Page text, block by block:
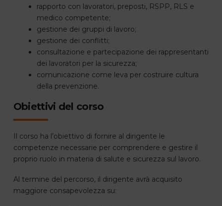
rapporto con lavoratori, preposti, RSPP, RLS e
medico competente;
gestione dei gruppi di lavoro;
gestione dei conflitti;
consultazione e partecipazione dei rappresentanti
dei lavoratori per la sicurezza;
comunicazione come leva per costruire cultura
della prevenzione.
Obiettivi del corso
Il corso ha l’obiettivo di fornire al dirigente le
competenze necessarie per comprendere e gestire il
proprio ruolo in materia di salute e sicurezza sul lavoro.
Al termine del percorso, il dirigente avrà acquisito
maggiore consapevolezza su: